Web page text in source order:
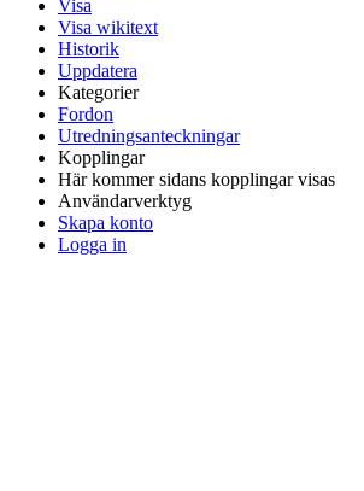
Visa
Visa wikitext
Historik
Uppdatera
Kategorier
Fordon
Utredningsanteckningar
Kopplingar
Här kommer sidans kopplingar visas
Användarverktyg
Skapa konto
Logga in